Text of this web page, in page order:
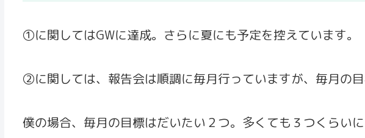
①に関してはGWに達成。さらに夏にも予定を控えています。
②に関しては、報告会は順調に毎月行っていますが、毎月の目
僕の場合、毎月の目標はだいたい２つ。多くても３つくらいに